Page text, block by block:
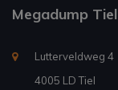
Megadump Tiel
Lutterveldweg 4
4005 LD Tiel